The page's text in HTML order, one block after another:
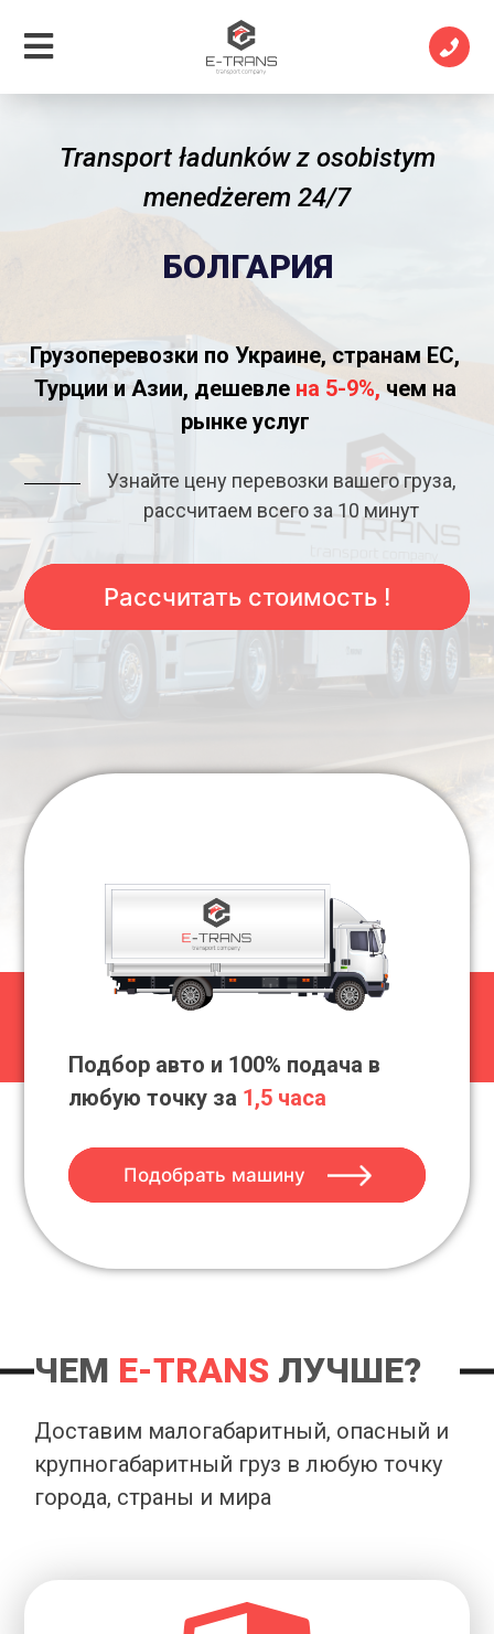
Transport ładunków z osobistym
menedżerem 24/7
БОЛГАРИЯ
Грузоперевозки по Украине, странам ЕС,
Турции и Азии, дешевле на 5-9%, чем на
рынке услуг
Узнайте цену перевозки вашего груза,
рассчитаем всего за 10 минут
Рассчитать стоимость !
Подбор авто и 100% подача в
любую точку за 1,5 часа
Подобрать машину
ЧЕМ E-TRANS ЛУЧШЕ?
Доставим малогабаритный, опасный и
крупногабаритный груз в любую точку
города, страны и мира